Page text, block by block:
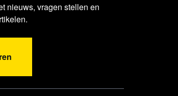
nieuws, vragen stellen en